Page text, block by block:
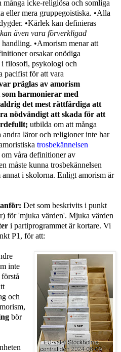
icke-religiösa och somliga
eller mera gruppegoistiska. •Alla
•Kärlek kan definieras
även vara förverkligad
•Amorism menar att
orsakar onödiga
filosofi, psykologi och
pacifist för att vara
präglas av amorism
harmonierar med
det mest rättfärdiga att
nödvändigt att skada för att
utbilda om att många
läror och religioner inte har
trosbekännelsen
våra definitioner av
måste kunna trosbekännelsen
i skolorna. Enligt amorism är
Det som beskrivits i punkt
för 'mjuka värden'. Mjuka värden
i partiprogrammet är kortare. Vi
P1, för att:
inte
och
bör